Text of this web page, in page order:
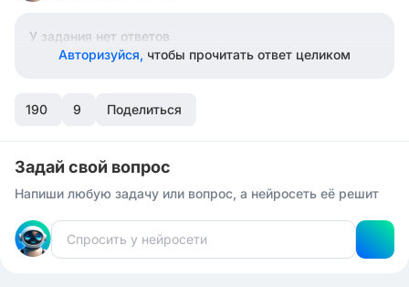
У задания нет ответов
Авторизуйся, чтобы прочитать ответ целиком
190 9 Поделиться
Задай свой вопрос
Напиши любую задачу или вопрос, а нейросеть её решит